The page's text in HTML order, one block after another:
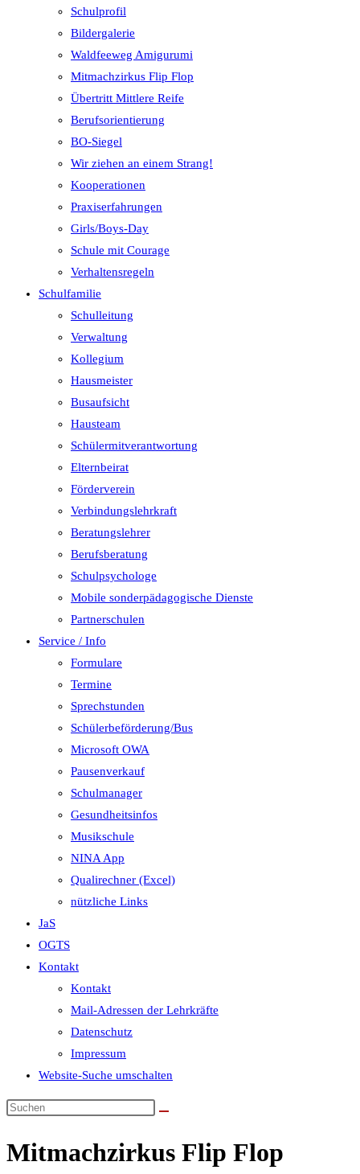
Schulprofil
Bildergalerie
Waldfeeweg Amigurumi
Mitmachzirkus Flip Flop
Übertritt Mittlere Reife
Berufsorientierung
BO-Siegel
Wir ziehen an einem Strang!
Kooperationen
Praxiserfahrungen
Girls/Boys-Day
Schule mit Courage
Verhaltensregeln
Schulfamilie
Schulleitung
Verwaltung
Kollegium
Hausmeister
Busaufsicht
Hausteam
Schülermitverantwortung
Elternbeirat
Förderverein
Verbindungslehrkraft
Beratungslehrer
Berufsberatung
Schulpsychologe
Mobile sonderpädagogische Dienste
Partnerschulen
Service / Info
Formulare
Termine
Sprechstunden
Schülerbeförderung/Bus
Microsoft OWA
Pausenverkauf
Schulmanager
Gesundheitsinfos
Musikschule
NINA App
Qualirechner (Excel)
nützliche Links
JaS
OGTS
Kontakt
Kontakt
Mail-Adressen der Lehrkräfte
Datenschutz
Impressum
Website-Suche umschalten
Mitmachzirkus Flip Flop